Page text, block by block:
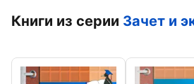
Книги из серии Зачет и